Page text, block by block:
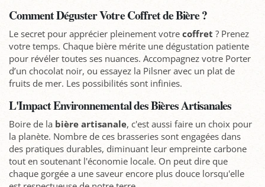
Comment Déguster Votre Coffret de Bière ?
Le secret pour apprécier pleinement votre coffret ? Prenez
votre temps. Chaque bière mérite une dégustation patiente
pour révéler toutes ses nuances. Accompagnez votre Porter
d’un chocolat noir, ou essayez la Pilsner avec un plat de
fruits de mer. Les possibilités sont infinies.
L'Impact Environnemental des Bières Artisanales
Boire de la bière artisanale, c'est aussi faire un choix pour
la planète. Nombre de ces brasseries sont engagées dans
des pratiques durables, diminuant leur empreinte carbone
tout en soutenant l'économie locale. On peut dire que
chaque gorgée a une saveur encore plus douce lorsqu'elle